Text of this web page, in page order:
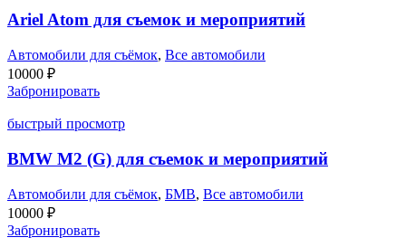
Ariel Atom для съемок и мероприятий
Автомобили для съёмок, Все автомобили
10000 ₽
Забронировать
быстрый просмотр
BMW M2 (G) для съемок и мероприятий
Автомобили для съёмок, БМВ, Все автомобили
10000 ₽
Забронировать